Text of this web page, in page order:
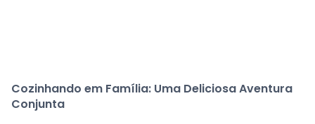
Cozinhando em Família: Uma Deliciosa Aventura
Conjunta